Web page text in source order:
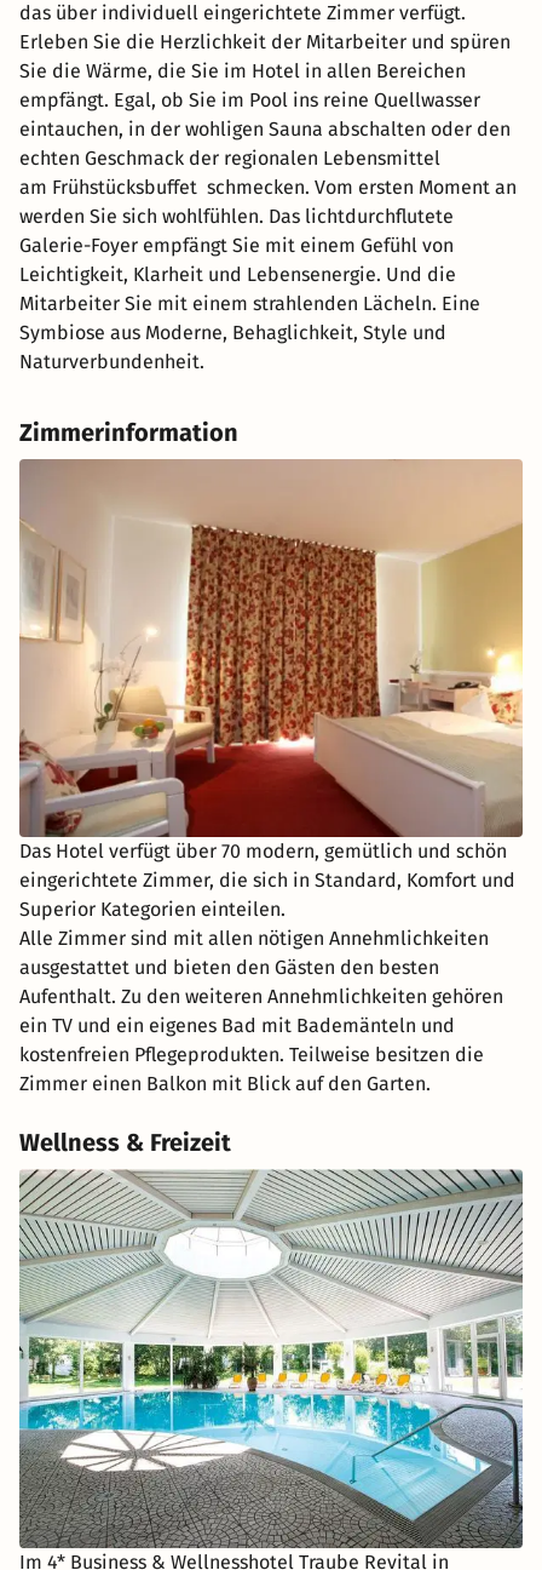
das über individuell eingerichtete Zimmer verfügt.
Erleben Sie die Herzlichkeit der Mitarbeiter und spüren
Sie die Wärme, die Sie im Hotel in allen Bereichen
empfängt. Egal, ob Sie im Pool ins reine Quellwasser
eintauchen, in der wohligen Sauna abschalten oder den
echten Geschmack der regionalen Lebensmittel
am Frühstücksbuffet schmecken. Vom ersten Moment an
werden Sie sich wohlfühlen. Das lichtdurchflutete
Galerie-Foyer empfängt Sie mit einem Gefühl von
Leichtigkeit, Klarheit und Lebensenergie. Und die
Mitarbeiter Sie mit einem strahlenden Lächeln. Eine
Symbiose aus Moderne, Behaglichkeit, Style und
Naturverbundenheit.
Zimmerinformation
Das Hotel verfügt über 70 modern, gemütlich und schön
eingerichtete Zimmer, die sich in Standard, Komfort und
Superior Kategorien einteilen.
Alle Zimmer sind mit allen nötigen Annehmlichkeiten
ausgestattet und bieten den Gästen den besten
Aufenthalt. Zu den weiteren Annehmlichkeiten gehören
ein TV und ein eigenes Bad mit Bademänteln und
kostenfreien Pflegeprodukten. Teilweise besitzen die
Zimmer einen Balkon mit Blick auf den Garten.
Wellness & Freizeit
Im 4* Business & Wellnesshotel Traube Revital in